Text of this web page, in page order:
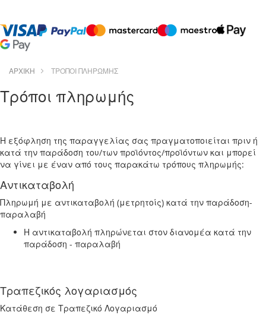
ΑΡΧΙΚΉ ΤΡΌΠΟΙ ΠΛΗΡΩΜΉΣ
Τρόποι πληρωμής
Η εξόφληση της παραγγελίας σας πραγματοποιείται πριν ή
κατά την παράδοση του/των προϊόντος/προϊόντων και μπορεί
να γίνει με έναν από τους παρακάτω τρόπους πληρωμής:
Αντικαταβολή
Πληρωμή με αντικαταβολή (μετρητοίς) κατά την παράδοση-
παραλαβή
Η αντικαταβολή πληρώνεται στον διανομέα κατά την
παράδοση - παραλαβή
Τραπεζικός λογαριασμός
Κατάθεση σε Τραπεζικό Λογαριασμό